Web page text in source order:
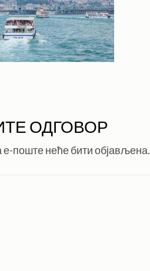
ОДГОВОР
поште неће бити објављена.